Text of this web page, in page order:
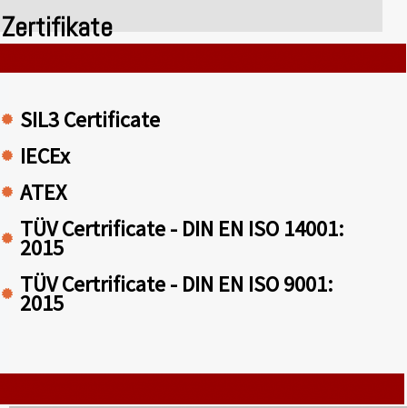
Zertifikate
SIL3 Certificate
IECEx
ATEX
TÜV Certrificate - DIN EN ISO 14001:
2015
TÜV Certrificate - DIN EN ISO 9001:
2015